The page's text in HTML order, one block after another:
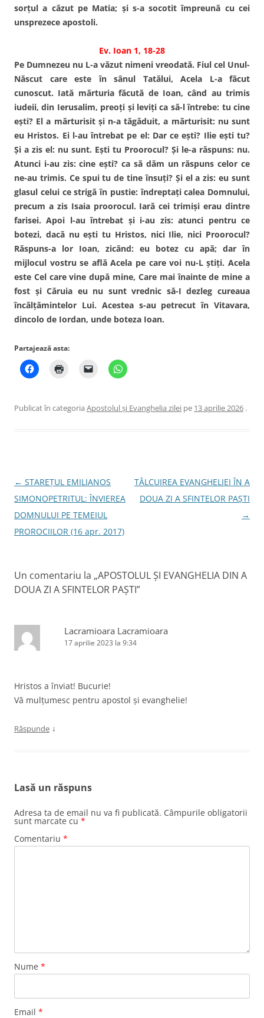
sorţul a căzut pe Matia; şi s-a socotit împreună cu cei
unsprezece apostoli.
Ev. Ioan 1, 18-28
Pe Dumnezeu nu L-a văzut nimeni vreodată. Fiul cel Unul-
Născut care este în sânul Tatălui, Acela L-a făcut
cunoscut. Iată mărturia făcută de Ioan, când au trimis
iudeii, din Ierusalim, preoţi şi leviţi ca să-l întrebe: tu cine
eşti? El a mărturisit şi n-a tăgăduit, a mărturisit: nu sunt
eu Hristos. Ei l-au întrebat pe el: Dar ce eşti? Ilie eşti tu?
Şi a zis el: nu sunt. Eşti tu Proorocul? Şi le-a răspuns: nu.
Atunci i-au zis: cine eşti? ca să dăm un răspuns celor ce
ne-au trimis. Ce spui tu de tine însuţi? Şi el a zis: eu sunt
glasul celui ce strigă în pustie: îndreptaţi calea Domnului,
precum a zis Isaia proorocul. Iară cei trimişi erau dintre
farisei. Apoi l-au întrebat şi i-au zis: atunci pentru ce
botezi, dacă nu eşti tu Hristos, nici Ilie, nici Proorocul?
Răspuns-a lor Ioan, zicând: eu botez cu apă; dar în
mijlocul vostru se află Acela pe care voi nu-L ştiţi. Acela
este Cel care vine după mine, Care mai înainte de mine a
fost şi Căruia eu nu sunt vrednic să-I dezleg cureaua
încălţămintelor Lui. Acestea s-au petrecut în Vitavara,
dincolo de Iordan, unde boteza Ioan.
Partajează asta:
Publicat în categoria Apostolul şi Evanghelia zilei pe 13 aprilie 2026 .
Navigare
în
articole
← STAREŢUL EMILIANOS
SIMONOPETRITUL: ÎNVIEREA
DOMNULUI PE TEMEIUL
PROROCIILOR (16 apr. 2017)
TÂLCUIREA EVANGHELIEI ÎN A
DOUA ZI A SFINTELOR PAȘTI
→
Un comentariu la „APOSTOLUL ȘI EVANGHELIA DIN A
DOUA ZI A SFINTELOR PAȘTI”
Lacramioara Lacramioara
17 aprilie 2023 la 9:34
Hristos a înviat! Bucurie!
Vă mulțumesc pentru apostol și evanghelie!
Răspunde ↓
Lasă un răspuns
Adresa ta de email nu va fi publicată. Câmpurile obligatorii
sunt marcate cu *
Comentariu *
Nume *
Email *